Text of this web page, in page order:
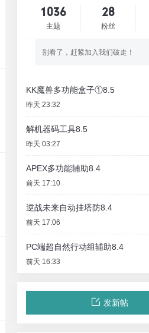
1036
主题
28
粉丝
别看了，赶紧加入我们破走！
KK魔兽多功能盒子①8.5
昨天 23:32
解机器码工具8.5
昨天 03:27
APEX多功能辅助8.4
前天 17:10
逆战未来自动挂塔防8.4
前天 17:06
PC端超自然行动组辅助8.4
前天 16:33
发新帖